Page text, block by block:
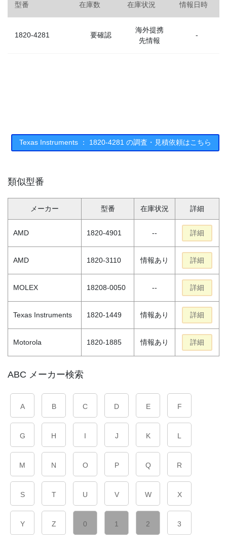
型番 在庫数 在庫状況 情報日時
1820-4281 要確認
海外提携
先情報
-
Texas Instruments ： 1820-4281 の調査・見積依頼はこちら
類似型番
メーカー 型番 在庫状況 詳細
AMD 1820-4901 -- 詳細
AMD 1820-3110 情報あり 詳細
MOLEX 18208-0050 -- 詳細
Texas Instruments 1820-1449 情報あり 詳細
Motorola 1820-1885 情報あり 詳細
ABC メーカー検索
A B C D E F
G H I J K L
M N O P Q R
S T U V W X
Y Z 0 1 2 3